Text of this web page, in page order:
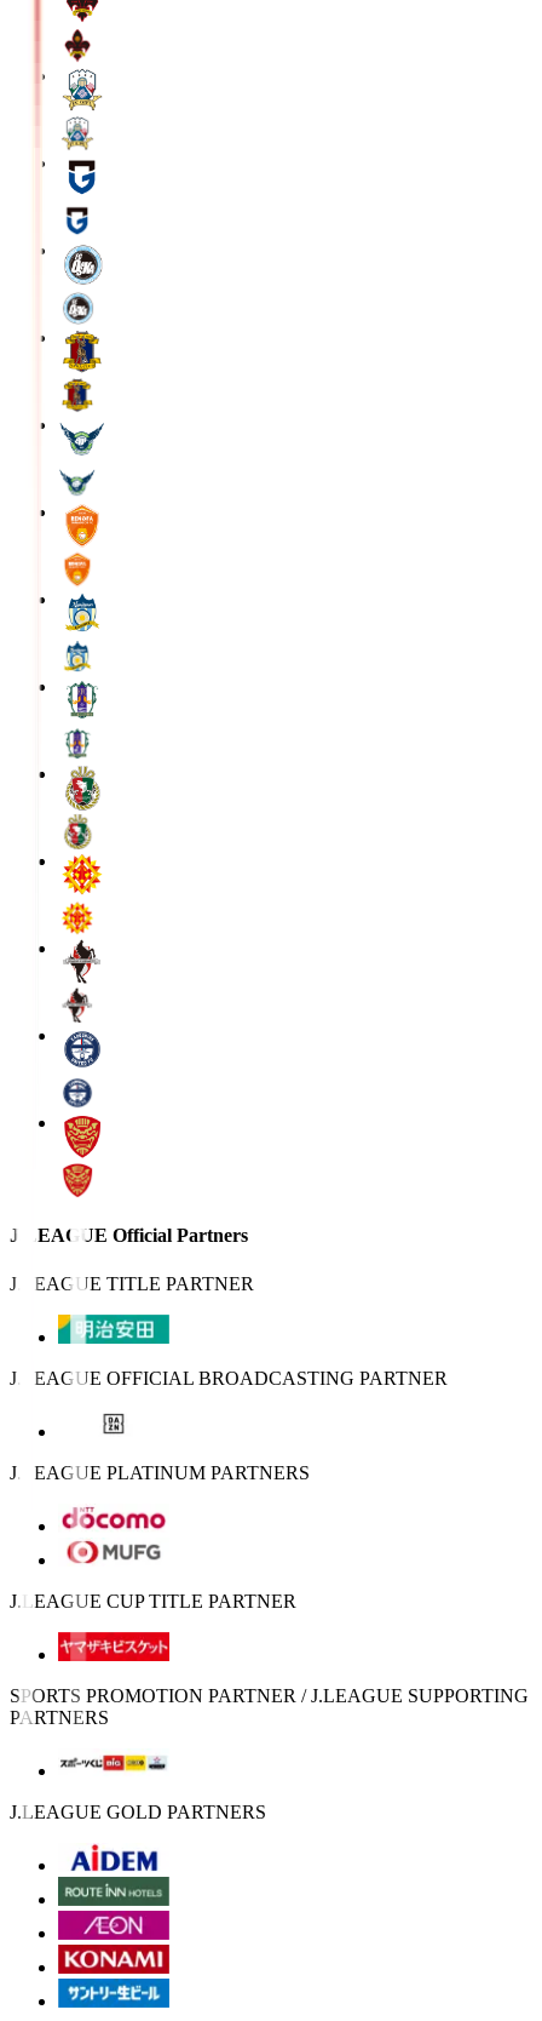
J.LEAGUE Official Partners
J.LEAGUE TITLE PARTNER
J.LEAGUE OFFICIAL BROADCASTING PARTNER
J.LEAGUE PLATINUM PARTNERS
J.LEAGUE CUP TITLE PARTNER
SPORTS PROMOTION PARTNER / J.LEAGUE SUPPORTING
PARTNERS
J.LEAGUE GOLD PARTNERS